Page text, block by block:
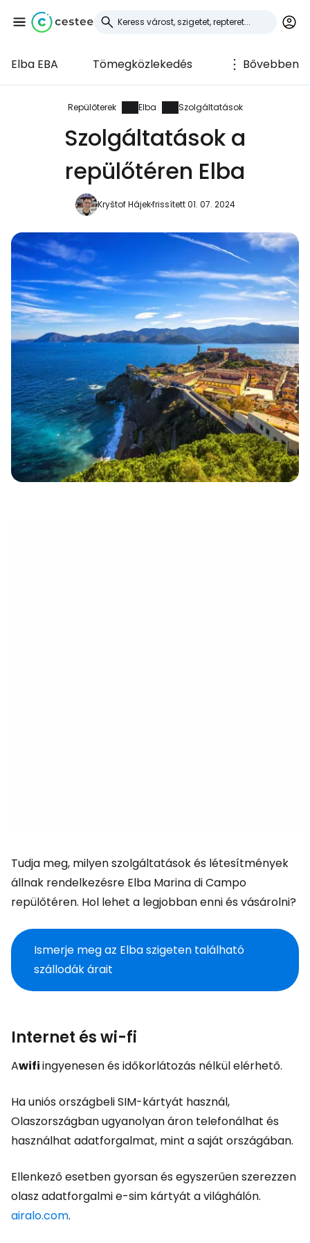
Elba EBA Tömegközlekedés Bővebben
Repülőterek Elba Szolgáltatások
Szolgáltatások a
repülőtéren Elba
Kryštof Hájekfrissített 01. 07. 2024
Tudja meg, milyen szolgáltatások és létesítmények
állnak rendelkezésre Elba Marina di Campo
repülőtéren. Hol lehet a legjobban enni és vásárolni?
Ismerje meg az Elba szigeten található
szállodák árait
Internet és wi-fi
Awifiingyenesen és időkorlátozás nélkül elérhető.
Ha uniós országbeli SIM-kártyát használ,
Olaszországban ugyanolyan áron telefonálhat és
használhat adatforgalmat, mint a saját országában.
Ellenkező esetben gyorsan és egyszerűen szerezzen
olasz adatforgalmi e-sim kártyát a világhálón.
airalo.com.
Bejelentkezés a
Cestee-be
... az utazási közösség világszerte
Folytatás a Facebookkal
Folytassa e-mailben